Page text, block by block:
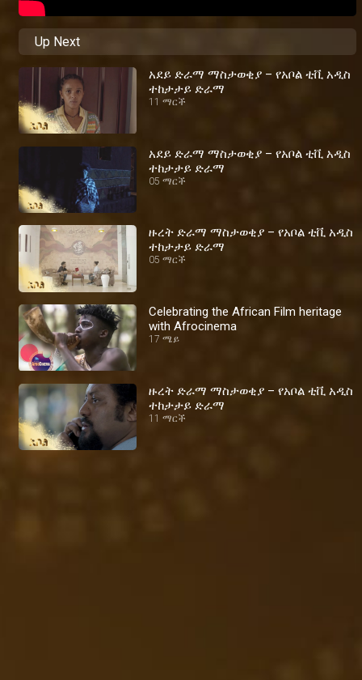
Up Next
አደይ ድራማ ማስታወቂያ – የአቦል ቲቪ አዲስ
ተከታታይ ድራማ
11 ማርች
አደይ ድራማ ማስታወቂያ – የአቦል ቲቪ አዲስ
ተከታታይ ድራማ
05 ማርች
ዙረት ድራማ ማስታወቂያ – የአቦል ቲቪ አዲስ
ተከታታይ ድራማ
05 ማርች
Celebrating the African Film heritage
with Afrocinema
17 ሜይ
ዙረት ድራማ ማስታወቂያ – የአቦል ቲቪ አዲስ
ተከታታይ ድራማ
11 ማርች